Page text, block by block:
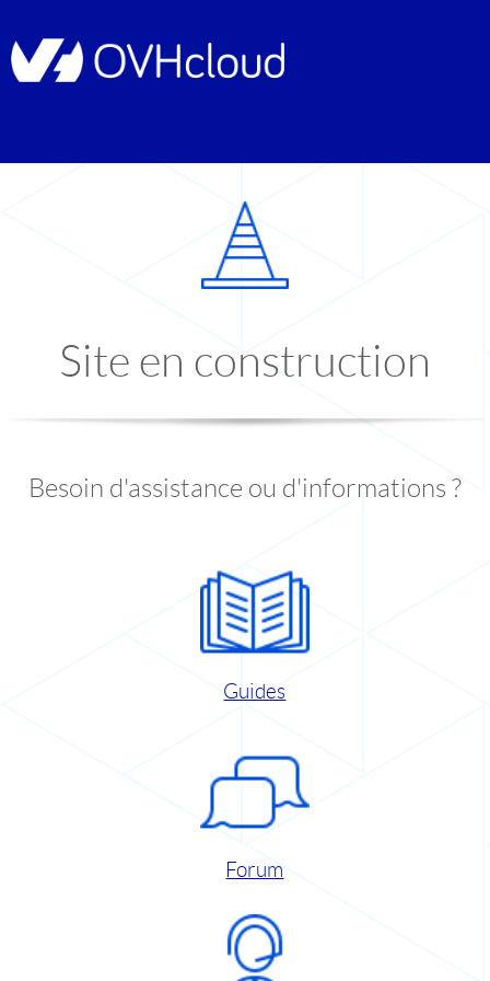
Site en construction
Besoin d'assistance ou d'informations ?
Guides
Forum